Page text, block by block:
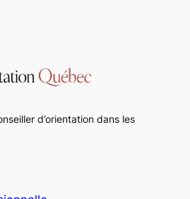
d’orientation dans les